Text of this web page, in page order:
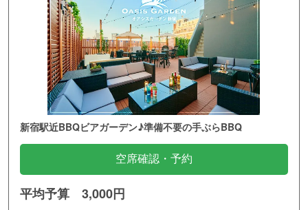
新宿駅近BBQビアガーデン♪準備不要の手ぶらBBQ
空席確認・予約
平均予算 3,000円